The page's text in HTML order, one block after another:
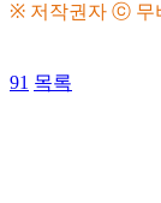
※ 저작권자 ⓒ 무
91 목록